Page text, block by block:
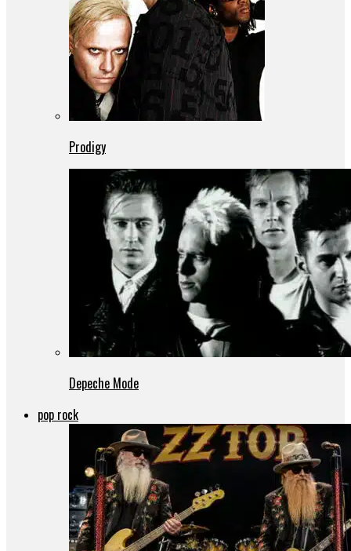
Prodigy
Depeche Mode
pop rock